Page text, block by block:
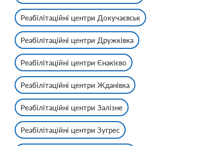
Реабілітаційні центри Докучаєвськ
Реабілітаційні центри Дружківка
Реабілітаційні центри Єнакієво
Реабілітаційні центри Жданівка
Реабілітаційні центри Залізне
Реабілітаційні центри Зугрес